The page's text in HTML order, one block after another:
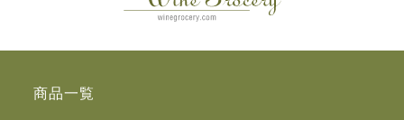
商品一覧